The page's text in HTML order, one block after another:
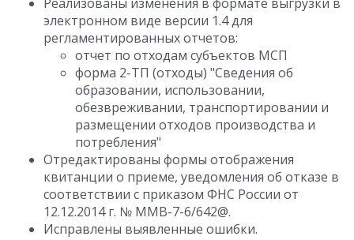
электронном виде версии 1.4 для
регламентированных отчетов:
отчет по отходам субъектов МСП
форма 2-ТП (отходы) "Сведения об
образовании, использовании,
обезвреживании, транспортировании и
размещении отходов производства и
потребления"
Отредактированы формы отображения
квитанции о приеме, уведомления об отказе в
соответствии с приказом ФНС России от
12.12.2014 г. № ММВ-7-6/642@.
Исправлены выявленные ошибки.